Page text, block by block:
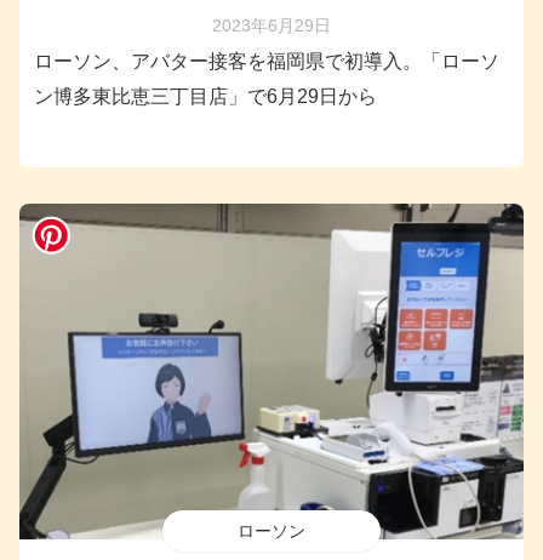
2023年6月29日
ローソン、アバター接客を福岡県で初導入。「ローソ
ン博多東比恵三丁目店」で6月29日から
ローソン